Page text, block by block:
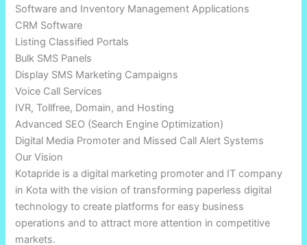
Software and Inventory Management Applications
CRM Software
Listing Classified Portals
Bulk SMS Panels
Display SMS Marketing Campaigns
Voice Call Services
IVR, Tollfree, Domain, and Hosting
Advanced SEO (Search Engine Optimization)
Digital Media Promoter and Missed Call Alert Systems
Our Vision
Kotapride is a digital marketing promoter and IT company
in Kota with the vision of transforming paperless digital
technology to create platforms for easy business
operations and to attract more attention in competitive
markets.